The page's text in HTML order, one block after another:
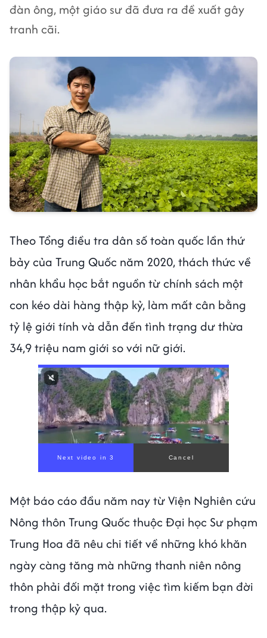
đàn ông, một giáo sư đã đưa ra đề xuất gây
tranh cãi.
Theo Tổng điều tra dân số toàn quốc lần thứ
bảy của Trung Quốc năm 2020, thách thức về
nhân khẩu học bắt nguồn từ chính sách một
con kéo dài hàng thập kỷ, làm mất cân bằng
tỷ lệ giới tính và dẫn đến tình trạng dư thừa
34,9 triệu nam giới so với nữ giới.
Một báo cáo đầu năm nay từ Viện Nghiên cứu
Nông thôn Trung Quốc thuộc Đại học Sư phạm
Trung Hoa đã nêu chi tiết về những khó khăn
ngày càng tăng mà những thanh niên nông
thôn phải đối mặt trong việc tìm kiếm bạn đời
trong thập kỷ qua.